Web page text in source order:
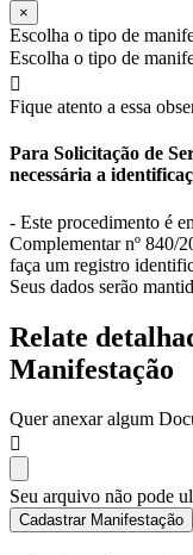
×
Escolha o tipo de
Escolha o tipo de
Fique atento a essa
Para Solicitação de
necessária a
- Este procedimento é
Complementar nº 840/
faça um registro
Seus dados serão
Relate
Manifestação
Quer anexar algum
Seu arquivo não pode
Cadastrar Manifestação